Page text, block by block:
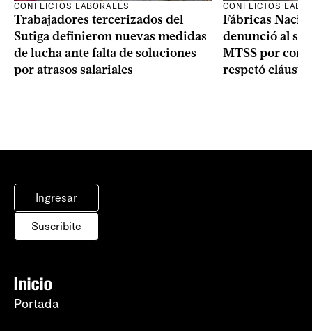
CONFLICTOS LABORALES
Trabajadores tercerizados del
Sutiga definieron nuevas medidas
de lucha ante falta de soluciones
por atrasos salariales
CONFLICTOS
Fábricas
denunció al
MTSS por
respetó
Ingresar
Suscribite
Inicio
Portada